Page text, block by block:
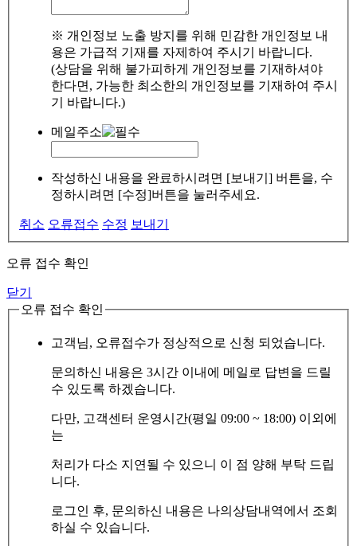
※ 개인정보 노출 방지를 위해 민감한 개인정보 내
용은 가급적 기재를 자제하여 주시기 바랍니다.
(상담을 위해 불가피하게 개인정보를 기재하셔야
한다면, 가능한 최소한의 개인정보를 기재하여 주시
기 바랍니다.)
메일주소
작성하신 내용을 완료하시려면 [보내기] 버튼을, 수
정하시려면 [수정]버튼을 눌러주세요.
취소 오류접수 수정 보내기
오류 접수 확인
닫기
오류 접수 확인
고객님, 오류접수가 정상적으로 신청 되었습니다.
문의하신 내용은 3시간 이내에 메일로 답변을 드릴
수 있도록 하겠습니다.
다만, 고객센터 운영시간(평일 09:00 ~ 18:00) 이외에
는
처리가 다소 지연될 수 있으니 이 점 양해 부탁 드립
니다.
로그인 후, 문의하신 내용은 나의상담내역에서 조회
하실 수 있습니다.